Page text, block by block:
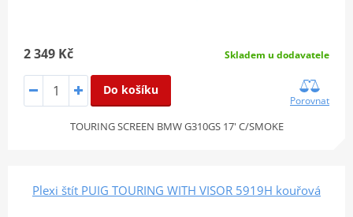
2 349 Kč Skladem u dodavatele
Do košíku
Porovnat
TOURING SCREEN BMW G310GS 17' C/SMOKE
Plexi štít PUIG TOURING WITH VISOR 5919H kouřová